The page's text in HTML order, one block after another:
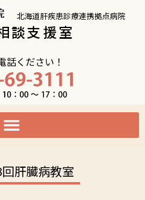
北海道肝疾患診療連携拠点病院
談支援室
話ください！
肝臓病教室